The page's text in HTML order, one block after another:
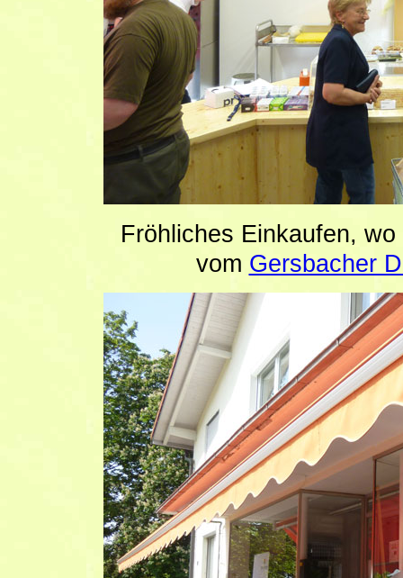
Fröhliches Einkaufen,
vom Gersbacher